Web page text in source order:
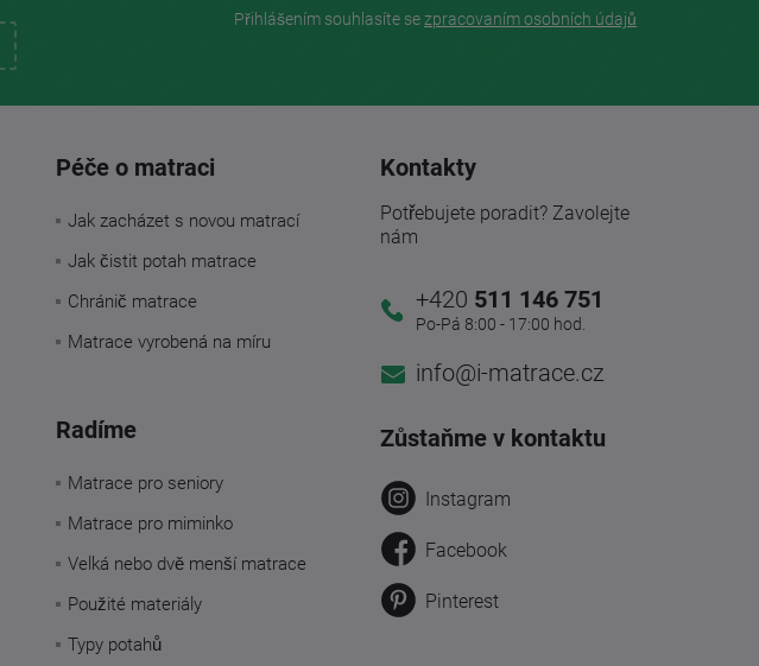
Přihlášením souhlasíte sezpracovaním osobních údajů
Péče o matraci
Jak zacházet s novou matrací
Jak čistit potah matrace
Chránič matrace
Matrace vyrobená na míru
Radíme
Matrace pro seniory
Matrace pro miminko
Velká nebo dvě menší matrace
Použité materiály
Typy potahů
Kontakty
Potřebujete poradit? Zavolejte
nám
+420 511 146 751
Po-Pá 8:00 - 17:00 hod.
info@i-matrace.cz
Zůstaňme v kontaktu
Instagram
Facebook
Pinterest